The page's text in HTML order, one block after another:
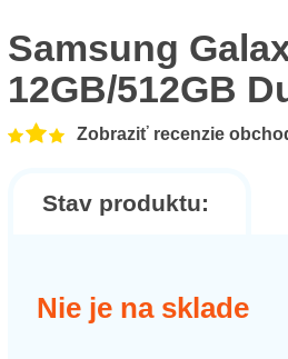
Samsung
12GB/512GB
Zobraziť recenzie
Stav produktu:
Nie je na sklade